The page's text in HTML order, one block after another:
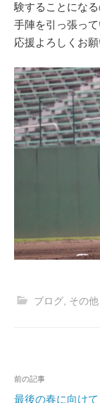
験することにな
手陣を引っ張っ
応援よろしくお願
ブログ その他
投
前の記事
最後の春に向け